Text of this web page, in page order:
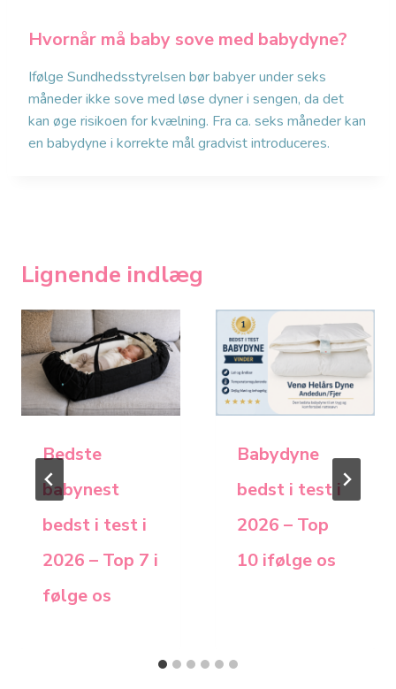
Hvornår må baby sove med babydyne?
Ifølge Sundhedsstyrelsen bør babyer under seks
måneder ikke sove med løse dyner i sengen, da det
kan øge risikoen for kvælning. Fra ca. seks måneder kan
en babydyne i korrekte mål gradvist introduceres.
Lignende indlæg
Bedste
babynest
bedst i test i
2026 – Top 7 i
følge os
Babydyne
bedst i test i
2026 – Top
10 ifølge os